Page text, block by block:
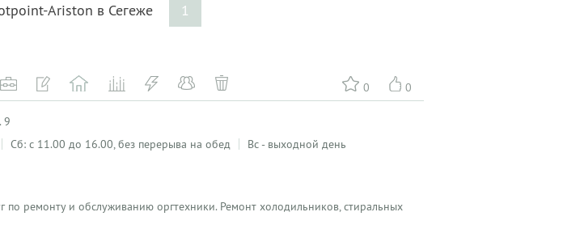
Ariston в Сегеже 1
0 0
9
Сб: с 11.00 до 16.00, без перерыва на обед
Вс - выходной день
по ремонту и обслуживанию оргтехники. Ремонт холодильников, стиральных